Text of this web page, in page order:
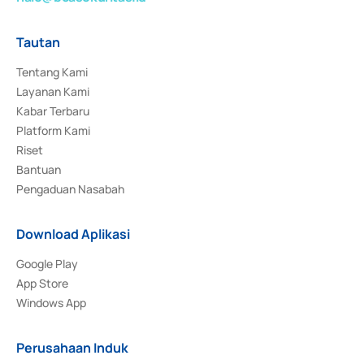
Tautan
Tentang Kami
Layanan Kami
Kabar Terbaru
Platform Kami
Riset
Bantuan
Pengaduan Nasabah
Download Aplikasi
Google Play
App Store
Windows App
Perusahaan Induk